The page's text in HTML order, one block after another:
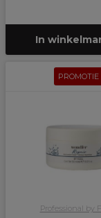
In
PROMOTIE
Professional by